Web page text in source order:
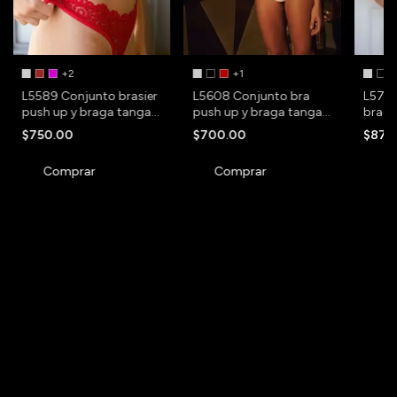
+2
L5589 Conjunto brasier
push up y braga tanga
de puntilla
$750.00
Comprar
+1
L5608 Conjunto bra
push up y braga tanga
de puntilla y raso
$700.00
Comprar
de